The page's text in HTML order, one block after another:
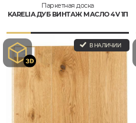
Паркетная доска
KARELIA ДУБ ВИНТАЖ МАСЛО 4V 1П
В НАЛИЧИИ